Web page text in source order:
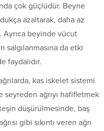
çok güçlüdür. Beyne
azaltarak, daha az
Ayrıca beyinde vücut
salgılanmasına da etki
faydalıdır.
kas iskelet sistemi
seyreden ağrıyı hafifletmek
düşürülmesinde, baş
gibi sıkıntı veren ağrı